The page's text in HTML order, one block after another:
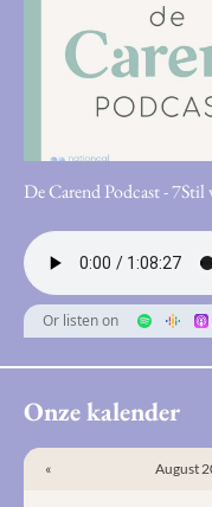
De Carend Podcast - 7Stil
Or listen on
Onze kalender
« August